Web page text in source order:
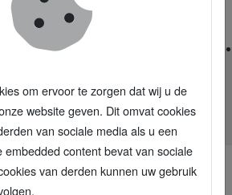
van mensen met een handicap
om ervoor te zorgen dat wij u de
website geven. Dit omvat cookies
van sociale media als u een
embedded content bevat van sociale
van derden kunnen uw gebruik